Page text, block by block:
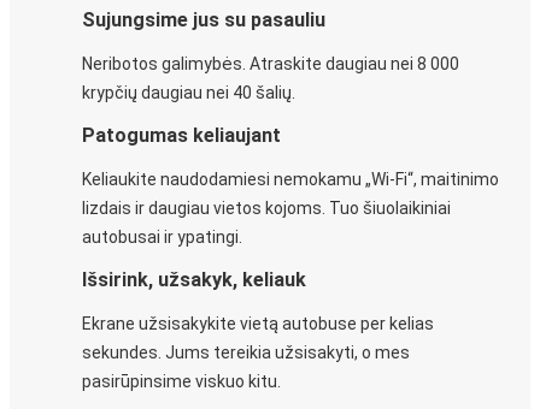
Sujungsime jus su pasauliu
Neribotos galimybės. Atraskite daugiau nei 8 000
krypčių daugiau nei 40 šalių.
Patogumas keliaujant
Keliaukite naudodamiesi nemokamu „Wi-Fi“, maitinimo
lizdais ir daugiau vietos kojoms. Tuo šiuolaikiniai
autobusai ir ypatingi.
Išsirink, užsakyk, keliauk
Ekrane užsisakykite vietą autobuse per kelias
sekundes. Jums tereikia užsisakyti, o mes
pasirūpinsime viskuo kitu.